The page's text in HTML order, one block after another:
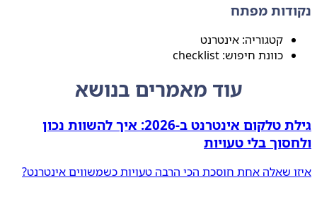
נקודות מפתח
קטגוריה: אינטרנט
כוונת חיפוש: checklist
עוד מאמרים בנושא
גילת טלקום אינטרנט ב‑2026: איך להשוות נכון
ולחסוך בלי טעויות
איזו שאלה אחת חוסכת הכי הרבה טעויות כשמשווים אינטרנט?